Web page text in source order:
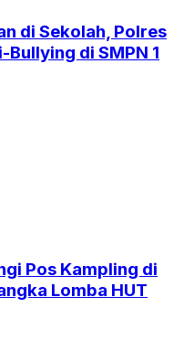
di Sekolah, Polres
di SMPN 1
Pos Kampling di
Lomba HUT